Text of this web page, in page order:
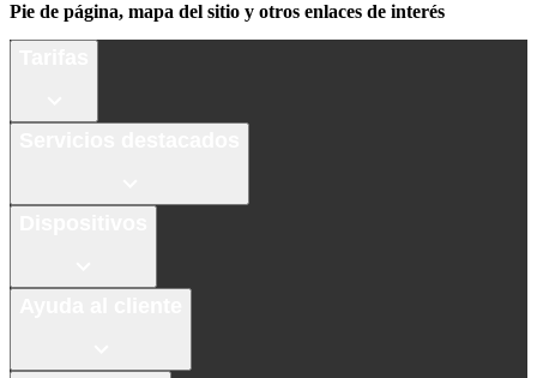
Pie de página, mapa del sitio y otros enlaces de interés